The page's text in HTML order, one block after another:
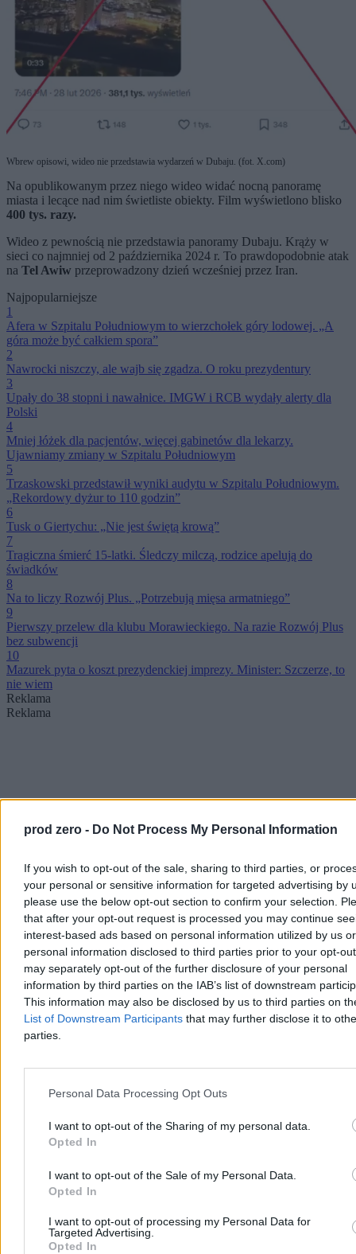
prod zero - Do Not Process My Personal Information
If you wish to opt-out of the sale, sharing to third parties, or
your personal or sensitive information for targeted advertising by
please use the below opt-out section to confirm your selection.
that after your opt-out request is processed you may continue
interest-based ads based on personal information utilized by us or
personal information disclosed to third parties prior to your opt-
may separately opt-out of the further disclosure of your personal
information by third parties on the IAB’s list of downstream
This information may also be disclosed by us to third parties on
List of Downstream Participants that may further disclose it to
parties.
Personal Data Processing Opt Outs
I want to opt-out of the Sharing of my personal data.
Opted In
I want to opt-out of the Sale of my Personal Data.
Opted In
I want to opt-out of processing my Personal Data for
Targeted Advertising.
Opted In
Wbrew opisowi, wideo nie przedstawia wydarzeń w Dubaju. (fot. X.com)
Na opublikowanym przez niego wideo widać nocną panoramę
miasta i lecące nad nim świetliste obiekty. Film wyświetlono blisko
400 tys. razy.
Wideo z pewnością nie przedstawia panoramy Dubaju. Krąży w
sieci co najmniej od 2 października 2024 r. To prawdopodobnie atak
na Tel Awiw przeprowadzony dzień wcześniej przez Iran.
Najpopularniejsze
1
Afera w Szpitalu Południowym to wierzchołek góry lodowej. „A
góra może być całkiem spora”
2
Nawrocki niszczy, ale wajb się zgadza. O roku prezydentury
3
Upały do 38 stopni i nawałnice. IMGW i RCB wydały alerty dla
Polski
4
Mniej łóżek dla pacjentów, więcej gabinetów dla lekarzy.
Ujawniamy zmiany w Szpitalu Południowym
5
Trzaskowski przedstawił wyniki audytu w Szpitalu Południowym.
„Rekordowy dyżur to 110 godzin”
6
Tusk o Giertychu: „Nie jest świętą krową”
7
Tragiczna śmierć 15-latki. Śledczy milczą, rodzice apelują do
świadków
8
Na to liczy Rozwój Plus. „Potrzebują mięsa armatniego”
9
Pierwszy przelew dla klubu Morawieckiego. Na razie Rozwój Plus
bez subwencji
10
Mazurek pyta o koszt prezydenckiej imprezy. Minister: Szczerze, to
nie wiem
Reklama
Reklama
Źródło:Zero.pl
Krzysztof Jabłonowski
Dziennikarz
krzysztof.jablonowski@zero.pl